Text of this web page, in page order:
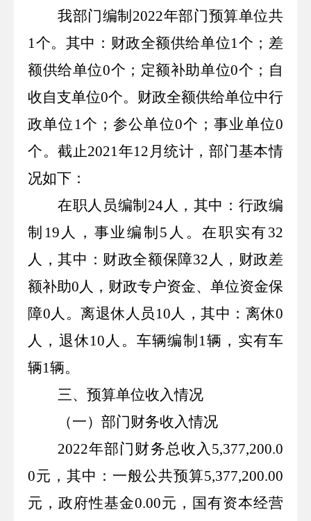
我部门编制 2022年部门预算单位共
1个。其中：财政全额供给单位1个；差
额供给单位0个；定额补助单位0个；自
收自支单位0个。财政全额供给单位中行
政单位 1个；参公单位0个；事业单位0
个。截止2021年12 月统计，部门基本情
况如下：
在职人员编制 24人，其中：行政编
制 19 人，事业编制 5 人。在职实有32
人，其中：财政全额保障32 人，财政差
额补助0人，财政专户资金、单位资金保
障0人。离退休人员 10人，其中：离休0
人，退休10 人。车辆编制 1辆，实有车
辆1辆。
三、预算单位收入情况
（一）部门财务收入情况
2022年部门财务总收入 5,377,200.0
0元，其中：一般公共预算5,377,200.00
元，政府性基金0.00元，国有资本经营